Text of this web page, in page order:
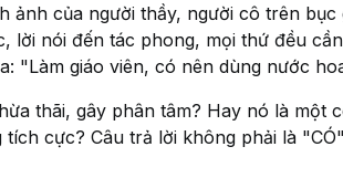
ảnh của người thầy, người cô trên
lời nói đến tác phong, mọi thứ đều
"Làm giáo viên, có nên dùng nước
thãi, gây phân tâm? Hay nó là một
cực? Câu trả lời không phải là